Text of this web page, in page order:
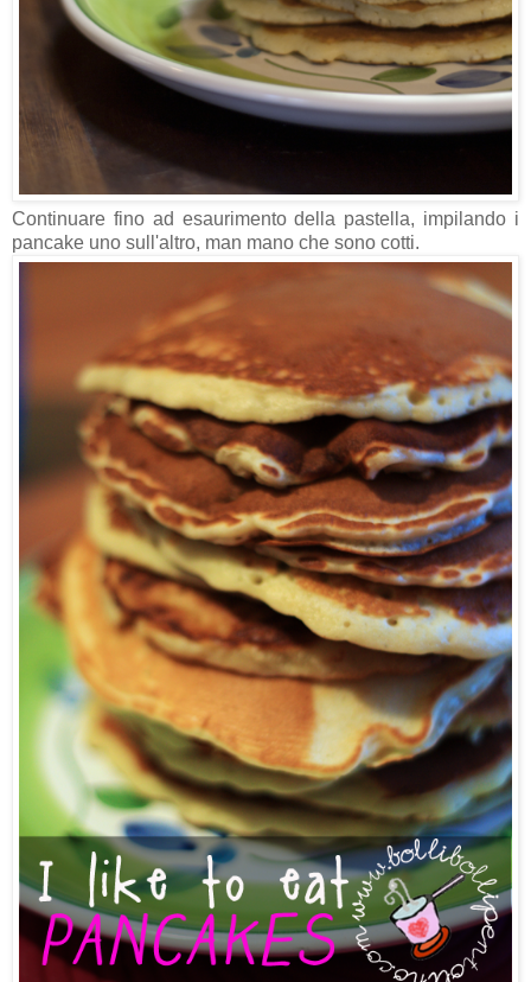
Continuare fino ad esaurimento della pastella, impilando i
pancake uno sull'altro, man mano che sono cotti.